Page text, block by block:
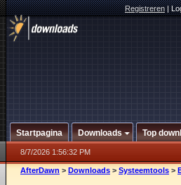
Registreren|
Startpagina Downloads Top
8/7/2026 1:56:32 PM
AfterDawn > Downloads > Systeemtools >